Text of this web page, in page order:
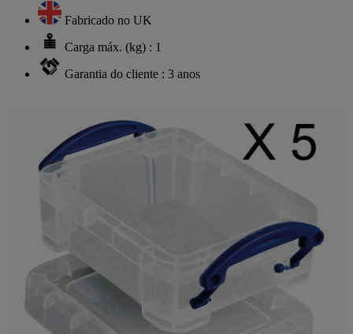
Fabricado no UK
Carga máx. (kg) : 1
Garantia do cliente : 3 anos